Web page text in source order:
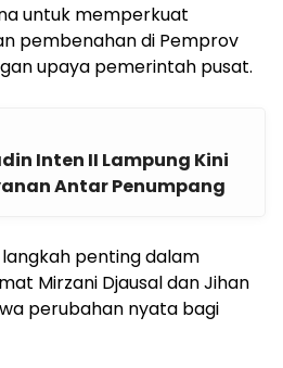
untuk memperkuat
pembenahan di Pemprov
upaya pemerintah pusat.
Inten II Lampung Kini
Antar Penumpang
penting dalam
Mirzani Djausal dan Jihan
perubahan nyata bagi